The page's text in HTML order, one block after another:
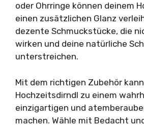
oder Ohrringe können deinem
einen zusätzlichen Glanz
dezente Schmuckstücke, die
wirken und deine natürliche
unterstreichen.
Mit dem richtigen Zubehör
Hochzeitsdirndl zu einem
einzigartigen und
machen. Wähle mit Bedacht